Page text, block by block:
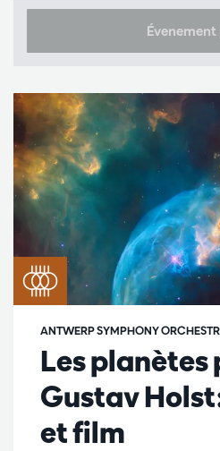
Évenement
Les planètes
Gustav
et film
ANTWERP SYMPHONY